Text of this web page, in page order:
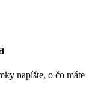
napíšte, o čo máte